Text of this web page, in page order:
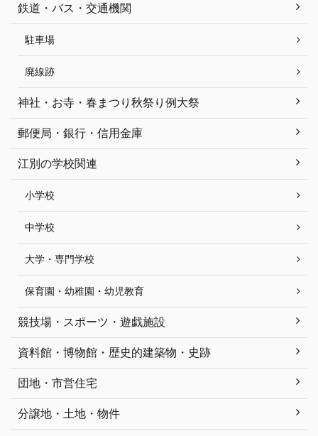
鉄道・バス・交通機関
駐車場
廃線跡
神社・お寺・春まつり秋祭り例大祭
郵便局・銀行・信用金庫
江別の学校関連
小学校
中学校
大学・専門学校
保育園・幼稚園・幼児教育
競技場・スポーツ・遊戯施設
資料館・博物館・歴史的建築物・史跡
団地・市営住宅
分譲地・土地・物件